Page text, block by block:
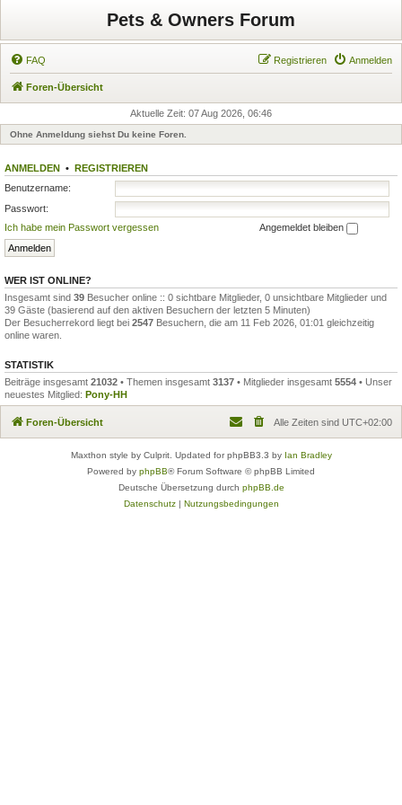
Pets & Owners Forum
FAQ Anmelden
Registrieren
Foren-Übersicht
Aktuelle Zeit: 07 Aug 2026, 06:46
Ohne Anmeldung siehst Du keine Foren.
ANMELDEN • REGISTRIEREN
Benutzername:
Passwort:
Ich habe mein Passwort vergessen
Angemeldet bleiben
WER IST ONLINE?
Insgesamt sind 39 Besucher online :: 0 sichtbare Mitglieder, 0 unsichtbare Mitglieder und
39 Gäste (basierend auf den aktiven Besuchern der letzten 5 Minuten)
Der Besucherrekord liegt bei 2547 Besuchern, die am 11 Feb 2026, 01:01 gleichzeitig
online waren.
STATISTIK
Beiträge insgesamt 21032 • Themen insgesamt 3137 • Mitglieder insgesamt 5554 • Unser
neuestes Mitglied: Pony-HH
Foren-Übersicht Alle Zeiten sind UTC+02:00
Maxthon style by Culprit. Updated for phpBB3.3 by Ian Bradley
Powered by phpBB® Forum Software © phpBB Limited
Deutsche Übersetzung durch phpBB.de
Datenschutz| Nutzungsbedingungen